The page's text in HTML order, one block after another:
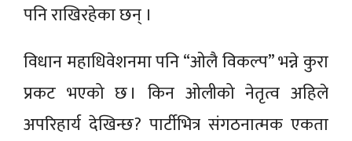
पनि राखिरहेका छन् ।
विधान महाधिवेशनमा पनि “ओलै विकल्प” भन्ने कुरा
प्रकट भएको छ । किन ओलीको नेतृत्व अहिले
अपरिहार्य देखिन्छ? पार्टीभित्र संगठनात्मक एकता